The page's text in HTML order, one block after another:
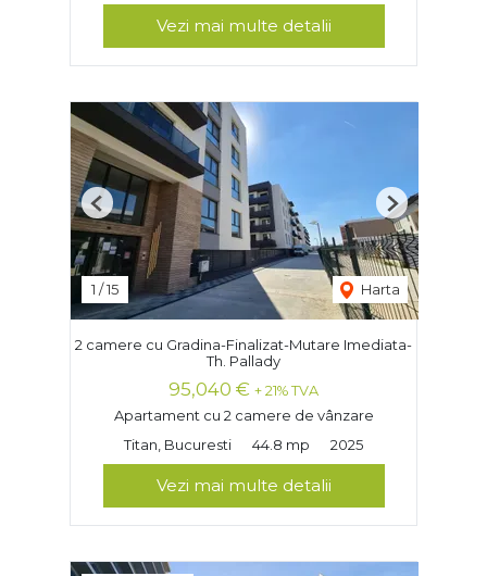
Vezi mai multe detalii
1 /15 Harta
Previous Next
2 camere cu Gradina-Finalizat-Mutare Imediata-
Th. Pallady
95,040 € + 21% TVA
Apartament cu 2 camere de vânzare
Titan, Bucuresti
44.8 mp 2025
Vezi mai multe detalii